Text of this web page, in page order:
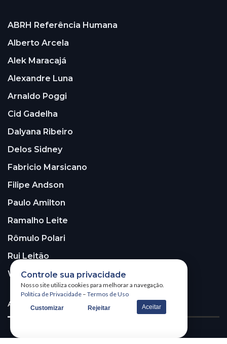
ABRH Referência Humana
Alberto Arcela
Alek Maracajá
Alexandre Luna
Arnaldo Poggi
Cid Gadelha
Dalyana Ribeiro
Delos Sidney
Fabricio Marsicano
Filipe Andson
Paulo Amilton
Ramalho Leite
Rômulo Polari
Rui Leitão
Walter Santos
ASSINE A NOSSA NEWSLETTER!
Controle sua privacidade
Nosso site utiliza cookies para melhorar a navegação.
Política de Privacidade – Termos de Uso
Customizar Rejeitar Aceitar